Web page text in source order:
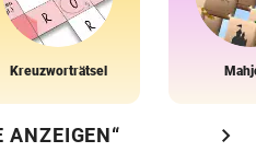
Kreuzworträtsel
ANZEIGEN“ chevron_right